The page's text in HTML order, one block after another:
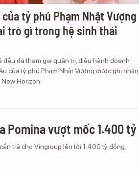
tỷ phú Phạm Nhật Vượng
trò gì trong hệ sinh thái
đều đã tham gia quản trị, điều hành doanh
của tỷ phú Phạm Nhật Vượng được ghi nhận
Horizon.
Pomina vượt mốc 1.400 tỷ
trả cho Vingroup lên tới 1.400 tỷ đồng.